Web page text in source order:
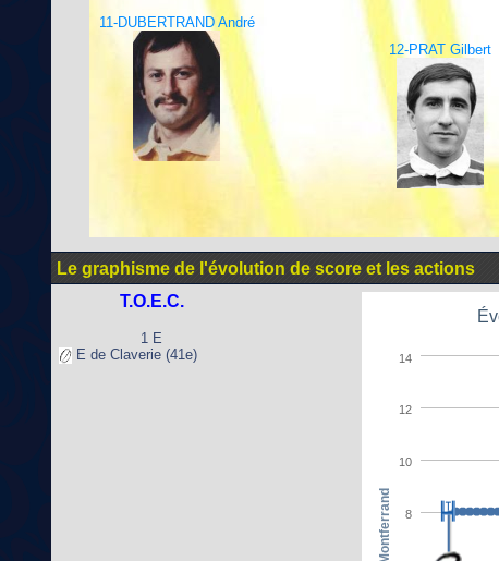
11-DUBERTRAND André
12-PRAT Gilbert
Le graphisme de l'évolution de score et les actions
T.O.E.C.
1 E
E de Claverie (41e)
8
10
12
14